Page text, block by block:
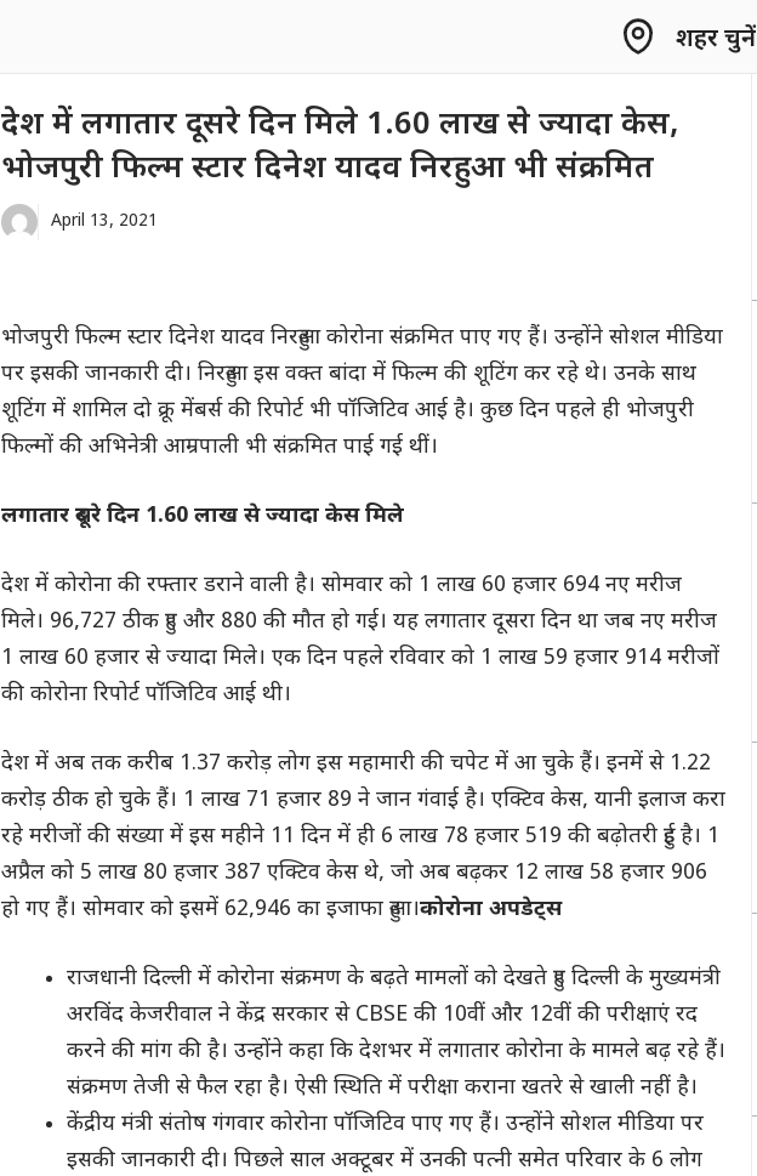
शहर चुनें
देश में लगातार दूसरे दिन मिले 1.60 लाख से ज्यादा केस,
भोजपुरी फिल्म स्टार दिनेश यादव निरहुआ भी संक्रमित
April 13, 2021
भोजपुरी फिल्म स्टार दिनेश यादव निरहुआ कोरोना संक्रमित पाए गए हैं। उन्होंने सोशल मीडिया
पर इसकी जानकारी दी। निरहुआ इस वक्त बांदा में फिल्म की शूटिंग कर रहे थे। उनके साथ
शूटिंग में शामिल दो क्रू मेंबर्स की रिपोर्ट भी पॉजिटिव आई है। कुछ दिन पहले ही भोजपुरी
फिल्मों की अभिनेत्री आम्रपाली भी संक्रमित पाई गई थीं।
लगातार दूसरे दिन 1.60 लाख से ज्यादा केस मिले
देश में कोरोना की रफ्तार डराने वाली है। सोमवार को 1 लाख 60 हजार 694 नए मरीज
मिले। 96,727 ठीक हुए और 880 की मौत हो गई। यह लगातार दूसरा दिन था जब नए मरीज
1 लाख 60 हजार से ज्यादा मिले। एक दिन पहले रविवार को 1 लाख 59 हजार 914 मरीजों
की कोरोना रिपोर्ट पॉजिटिव आई थी।
देश में अब तक करीब 1.37 करोड़ लोग इस महामारी की चपेट में आ चुके हैं। इनमें से 1.22
करोड़ ठीक हो चुके हैं। 1 लाख 71 हजार 89 ने जान गंवाई है। एक्टिव केस, यानी इलाज करा
रहे मरीजों की संख्या में इस महीने 11 दिन में ही 6 लाख 78 हजार 519 की बढ़ोतरी हुई है। 1
अप्रैल को 5 लाख 80 हजार 387 एक्टिव केस थे, जो अब बढ़कर 12 लाख 58 हजार 906
हो गए हैं। सोमवार को इसमें 62,946 का इजाफा हुआ।कोरोना अपडेट्स
राजधानी दिल्ली में कोरोना संक्रमण के बढ़ते मामलों को देखते हुए दिल्ली के मुख्यमंत्री
अरविंद केजरीवाल ने केंद्र सरकार से CBSE की 10वीं और 12वीं की परीक्षाएं रद
करने की मांग की है। उन्होंने कहा कि देशभर में लगातार कोरोना के मामले बढ़ रहे हैं।
संक्रमण तेजी से फैल रहा है। ऐसी स्थिति में परीक्षा कराना खतरे से खाली नहीं है।
केंद्रीय मंत्री संतोष गंगवार कोरोना पॉजिटिव पाए गए हैं। उन्होंने सोशल मीडिया पर
इसकी जानकारी दी। पिछले साल अक्टूबर में उनकी पत्नी समेत परिवार के 6 लोग